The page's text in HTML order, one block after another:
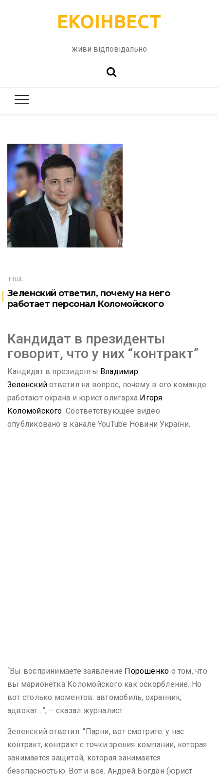
ЕКОІНВЕСТ
живи відповідально
ІНШЕ
Зеленский ответил, почему на него
работает персонал Коломойского
Кандидат в президенты
говорит, что у них “контракт”
Кандидат в президенты Владимир
Зеленский ответил на вопрос, почему в его команде
работают охрана и юрист олигарха Игоря
Коломойского . Соответствующее видео
опубликовано в канале YouTube Новини України.
“Вы воспринимаете заявление Порошенко о том, что
вы марионетка Коломойского как оскорбление. Но
вот столько моментов: автомобиль, охранник,
адвокат…”, – сказал журналист.
Зеленский ответил: “Парни, вот смотрите: у нас
контракт, контракт с точки зрения компании, которая
занимается защитой, которая занимается
безопасностью. Вот и все. Андрей Богдан (юрист